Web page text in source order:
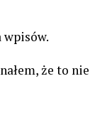
wpisów.
że to nie